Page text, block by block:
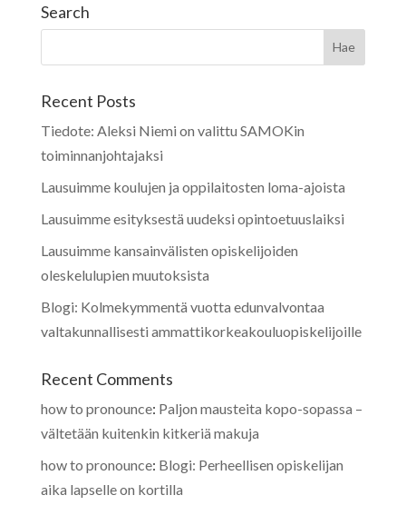
Search
Recent Posts
Tiedote: Aleksi Niemi on valittu SAMOKin
toiminnanjohtajaksi
Lausuimme koulujen ja oppilaitosten loma-ajoista
Lausuimme esityksestä uudeksi opintoetuuslaiksi
Lausuimme kansainvälisten opiskelijoiden
oleskelulupien muutoksista
Blogi: Kolmekymmentä vuotta edunvalvontaa
valtakunnallisesti ammattikorkeakouluopiskelijoille
Recent Comments
how to pronounce: Paljon mausteita kopo-sopassa –
vältetään kuitenkin kitkeriä makuja
how to pronounce: Blogi: Perheellisen opiskelijan
aika lapselle on kortilla